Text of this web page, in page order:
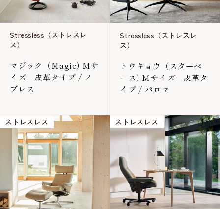
Stressless（ストレスレ
ス）
マジック（Magic) Mサ
イズ 皮革タイプ / ノ
ブレス
Stressless（ストレスレ
ス）
トウキョウ（スターベ
ース) Mサイズ 皮革タ
イプ / パロマ
ストレスレス ストレスレス